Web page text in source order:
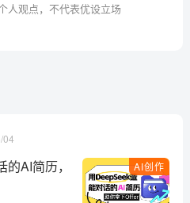
人观点，不代表优设立场
04
AI创作
AI简历，